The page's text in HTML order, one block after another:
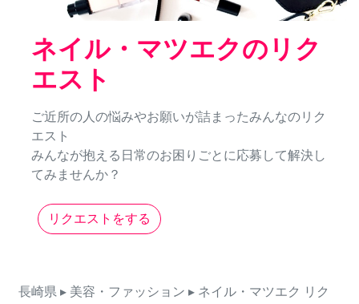
ネイル・マツエクのリク
エスト
ご近所の人の悩みやお願いが詰まったみんなのリク
エスト
みんなが抱える日常のお困りごとに応募して解決し
てみませんか？
リクエストをする
長崎県 ▸ 美容・ファッション ▸ ネイル・マツエク リク